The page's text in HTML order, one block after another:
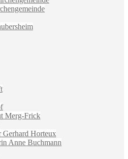
Merg-Frick
Gerhard Horteux
Anne Buchmann